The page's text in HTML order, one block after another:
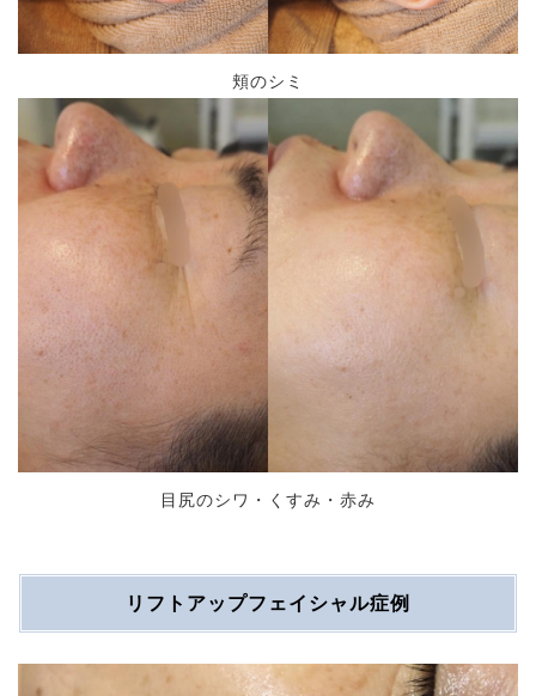
頬のシミ
目尻のシワ・くすみ・赤み
リフトアップフェイシャル症例